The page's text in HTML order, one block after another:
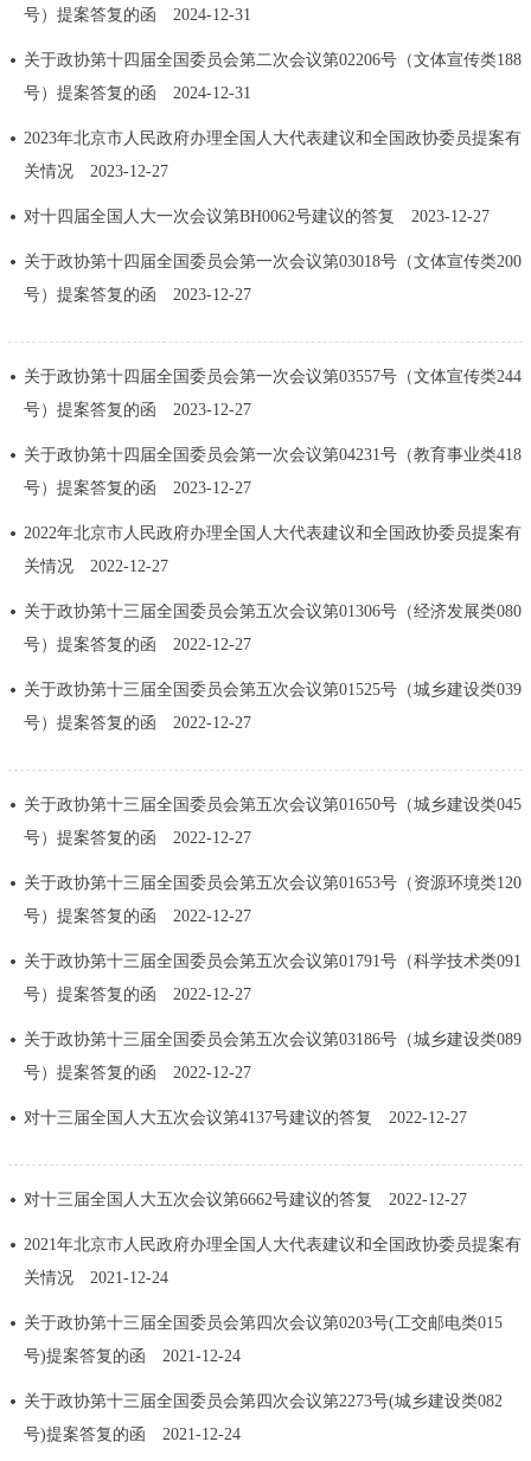
个人服务 法人服务
便民服务 利企服务
政民互动
走进北京
人文北京
绿色北京 图说北京 视频北京
多语种
DEUTSCH FRANÇAIS
ESPAÑOL العربية PORTUGUÊS
ITALIANO
回到顶部
号）提案答复的函
2024-12-31
关于政协第十四届全国委员会第二次会议第02206号（文体宣传类188
号）提案答复的函
2024-12-31
2023年北京市人民政府办理全国人大代表建议和全国政协委员提案有
关情况
2023-12-27
对十四届全国人大一次会议第BH0062号建议的答复 2023-12-27
关于政协第十四届全国委员会第一次会议第03018号（文体宣传类200
号）提案答复的函
2023-12-27
关于政协第十四届全国委员会第一次会议第03557号（文体宣传类244
号）提案答复的函
2023-12-27
​关于政协第十四届全国委员会第一次会议第04231号（教育事业类418
号）提案答复的函
2023-12-27
2022年北京市人民政府办理全国人大代表建议和全国政协委员提案有
关情况
2022-12-27
关于政协第十三届全国委员会第五次会议第01306号（经济发展类080
号）提案答复的函
2022-12-27
关于政协第十三届全国委员会第五次会议第01525号（城乡建设类039
号）提案答复的函
2022-12-27
关于政协第十三届全国委员会第五次会议第01650号（城乡建设类045
号）提案答复的函
2022-12-27
关于政协第十三届全国委员会第五次会议第01653号（资源环境类120
号）提案答复的函
2022-12-27
关于政协第十三届全国委员会第五次会议第01791号（科学技术类091
号）提案答复的函
2022-12-27
关于政协第十三届全国委员会第五次会议第03186号（城乡建设类089
号）提案答复的函
2022-12-27
对十三届全国人大五次会议第4137号建议的答复 2022-12-27
对十三届全国人大五次会议第6662号建议的答复 2022-12-27
2021年北京市人民政府办理全国人大代表建议和全国政协委员提案有
关情况
2021-12-24
关于政协第十三届全国委员会第四次会议第0203号(工交邮电类015
号)提案答复的函
2021-12-24
关于政协第十三届全国委员会第四次会议第2273号(城乡建设类082
号)提案答复的函
2021-12-24